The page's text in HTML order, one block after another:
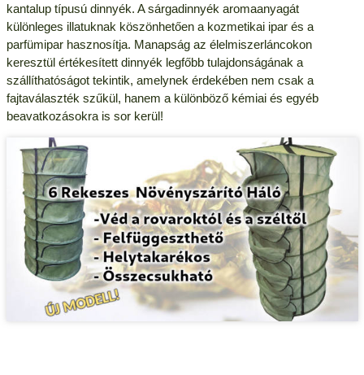
kantalup típusú dinnyék. A sárgadinnyék aromaanyagát
különleges illatuknak köszönhetően a kozmetikai ipar és a
parfümipar hasznosítja. Manapság az élelmiszerláncokon
keresztül értékesített dinnyék legfőbb tulajdonságának a
szállíthatóságot tekintik, amelynek érdekében nem csak a
fajtaválaszték szűkül, hanem a különböző kémiai és egyéb
beavatkozásokra is sor kerül!